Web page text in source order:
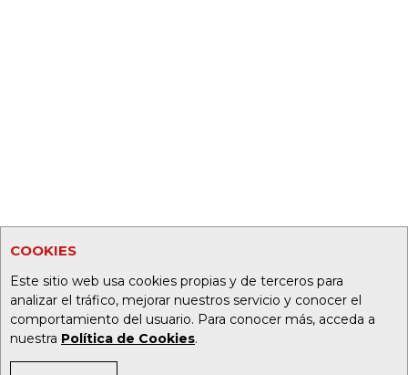
COOKIES
Este sitio web usa cookies propias y de terceros para
analizar el tráfico, mejorar nuestros servicio y conocer el
comportamiento del usuario. Para conocer más, acceda a
nuestra Política de Cookies.